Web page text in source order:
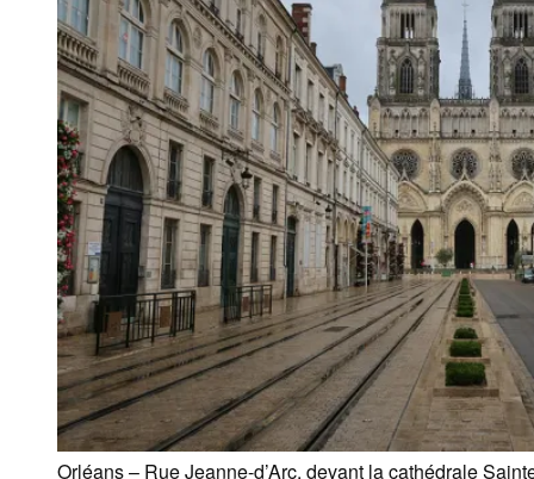
Orléans – Rue Jeanne-d’Arc, devant la cathédrale